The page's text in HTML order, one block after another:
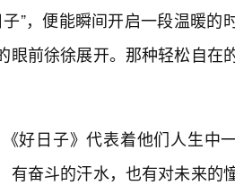
”，便能瞬间开启一段温暖的
前徐徐展开。那种轻松自在
好日子》代表着他们人生中
奋斗的汗水，也有对未来的